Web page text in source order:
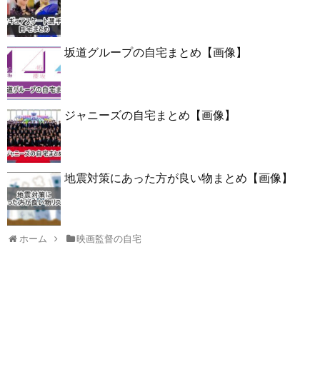
坂道グループの自宅まとめ【画像】
ジャニーズの自宅まとめ【画像】
地震対策にあった方が良い物まとめ【画像】
ホーム 映画監督の自宅